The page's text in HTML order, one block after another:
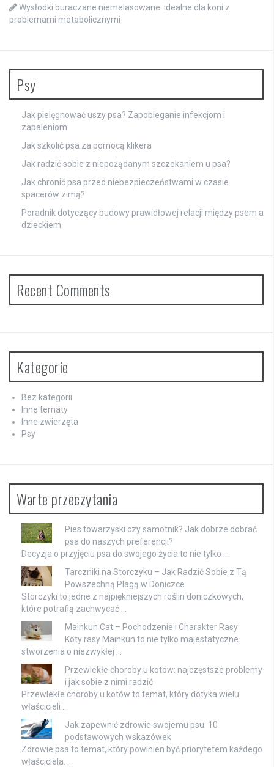
Wysłodki buraczane niemelasowane: idealne dla koni z
problemami metabolicznymi
Psy
Jak pielęgnować uszy psa? Zapobieganie infekcjom i
zapaleniom.
Jak szkolić psa za pomocą klikera
Jak radzić sobie z niepożądanym szczekaniem u psa?
Jak chronić psa przed niebezpieczeństwami w czasie
spacerów zimą?
Poradnik dotyczący budowy prawidłowej relacji między psem a
dzieckiem
Recent Comments
Kategorie
Bez kategorii
Inne tematy
Inne zwierzęta
Psy
Warte przeczytania
Pies towarzyski czy samotnik? Jak dobrze dobrać
psa do naszych preferencji?
Decyzja o przyjęciu psa do swojego życia to nie tylko …
Tarczniki na Storczyku – Jak Radzić Sobie z Tą
Powszechną Plagą w Doniczce
Storczyki to jedne z najpiękniejszych roślin doniczkowych,
które potrafią zachwycać …
Mainkun Cat – Pochodzenie i Charakter Rasy
Koty rasy Mainkun to nie tylko majestatyczne
stworzenia o niezwykłej …
Przewlekłe choroby u kotów: najczęstsze problemy
i jak sobie z nimi radzić
Przewlekłe choroby u kotów to temat, który dotyka wielu
właścicieli …
Jak zapewnić zdrowie swojemu psu: 10
podstawowych wskazówek
Zdrowie psa to temat, który powinien być priorytetem każdego
właściciela. …